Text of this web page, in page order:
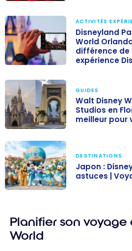
monde : les
différents
parcs
d’attractions
Paris vs. Walt
Disney World
Orlando : quelle
est la
différence de
prix pour une
expérience
Disney ?
ACTIVITÉS
Disneyland
World
différence de
expérience
World ou
Universal
Studios en
Floride: Lequel
GUIDES
Walt Disney
Studios en
meilleur pour
et astuces |
Voyage en
DESTINATIONS
Japon :
astuces |
Planifier son voyage
World